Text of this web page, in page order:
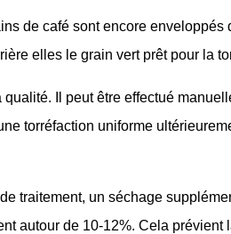
de café sont encore
elles le grain vert prêt pour la
Il peut être effectué
torréfaction uniforme
traitement, un séchage
autour de 10-12%. Cela